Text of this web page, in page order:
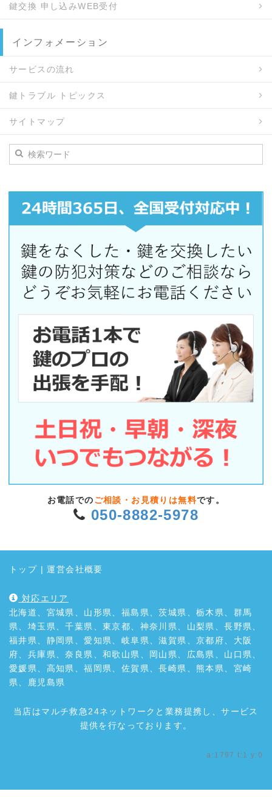
鍵交換 申し込みWEB受付
インフォメーション
サービスの流れ
鍵トラブル トピックス
サイトマップ
お電話での ご相談・お見積りは無料です。
050-8882-5978
トップ |運営会社概要
対応エリア
北海道、宮城県、山形県、福島県、茨城県、栃木県、群馬
県、埼玉県、千葉県、東京都、神奈川県、山梨県、長野県、
福井県、静岡県、愛知県、岐阜県、滋賀県、京都府、大阪
府、兵庫県、奈良県、和歌山県、岡山県、広島県、山口県、
愛媛県、高知県、福岡県、佐賀県、長崎県、熊本県、宮崎
県、鹿児島県
当店はマルチ救急24ネットワークと業務提携し、サービス
提供を行なっております。
a:1797 t:1 y:0